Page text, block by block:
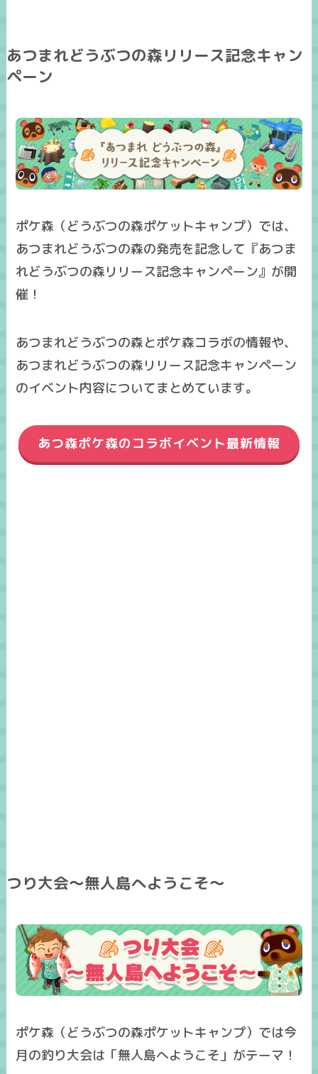
あつまれどうぶつの森リリース記念キャン
ペーン
ポケ森（どうぶつの森ポケットキャンプ）では、
あつまれどうぶつの森の発売を記念して『あつま
れどうぶつの森リリース記念キャンペーン』が開
催！
あつまれどうぶつの森とポケ森コラボの情報や、
あつまれどうぶつの森リリース記念キャンペーン
のイベント内容についてまとめています。
あつ森ポケ森のコラボイベント最新情報
つり大会～無人島へようこそ～
ポケ森（どうぶつの森ポケットキャンプ）では今
月の釣り大会は「無人島へようこそ 」がテーマ！